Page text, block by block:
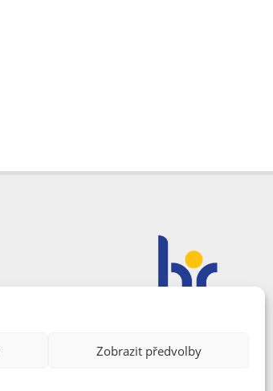
Zobrazit předvolby